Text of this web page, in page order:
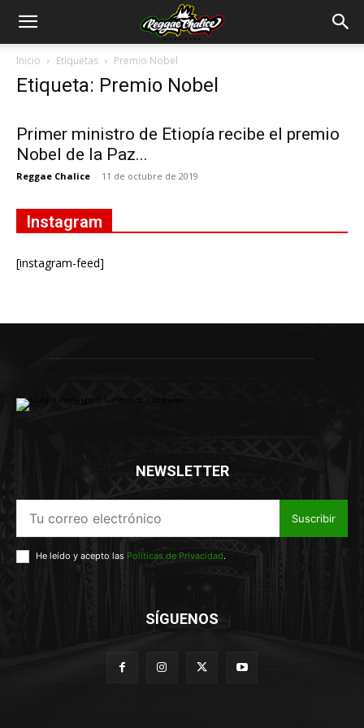
Inicio Etiquetas Premio Nobel
Etiqueta: Premio Nobel
Primer ministro de Etiopía recibe el premio
Nobel de la Paz...
Reggae Chalice - 11 de octubre de 2019
Instagram
[instagram-feed]
NEWSLETTER
Suscribir
He leído y acepto las Políticas de Privacidad.
SÍGUENOS